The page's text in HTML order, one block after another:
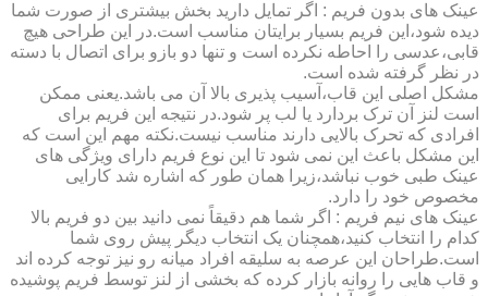
عینک های بدون فریم : اگر تمایل دارید بخش بیشتری از صورت شما
دیده شود،این فریم بسیار برایتان مناسب است.در این طراحی هیچ
قابی،عدسی را احاطه نکرده است و تنها دو بازو برای اتصال با دسته
در نظر گرفته شده است.
مشکل اصلی این قاب،آسیب پذیری بالا آن می باشد.یعنی ممکن
است لنز آن ترک بردارد یا لب پر شود.در نتیجه این فریم برای
افرادی که تحرک بالایی دارند مناسب نیست.نکته مهم این است که
این مشکل باعث این نمی شود تا این نوع فریم دارای ویژگی های
عینک طبی خوب نباشد،زیرا همان طور که اشاره شد کارایی
مخصوص خود را دارد.
عینک های نیم فریم : اگر شما هم دقیقاً نمی دانید بین دو فریم بالا
کدام را انتخاب کنید،همچنان یک انتخاب دیگر پیش روی شما
است.طراحان این عرصه به سلیقه افراد میانه رو نیز توجه کرده اند
و قاب هایی را روانه بازار کرده که بخشی از لنز توسط فریم پوشیده